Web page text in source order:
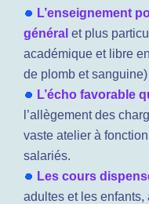
L’enseignement
général et plus
académique et libre
de plomb et
L’écho favorable
l’allègement des
vaste atelier à
salariés.
Les cours
adultes et les enfants,